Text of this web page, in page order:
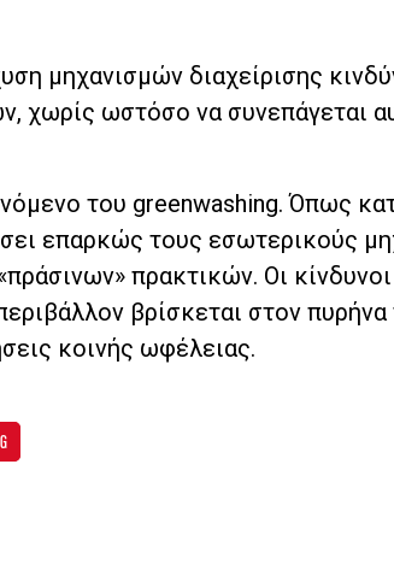
μηχανισμών διαχείρισης
χωρίς ωστόσο να συνεπάγεται
του greenwashing. Όπως
επαρκώς τους εσωτερικούς
πρακτικών. Οι
βρίσκεται στον πυρήνα
κοινής ωφέλειας.